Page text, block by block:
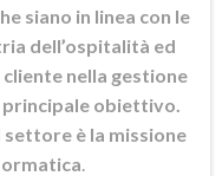
siano in linea con le
dell’ospitalità ed
nella gestione
obiettivo.
è la missione